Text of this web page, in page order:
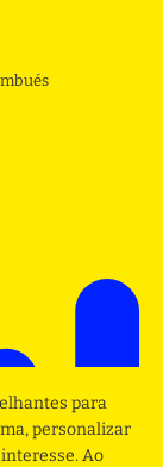
para
personalizar
Ao